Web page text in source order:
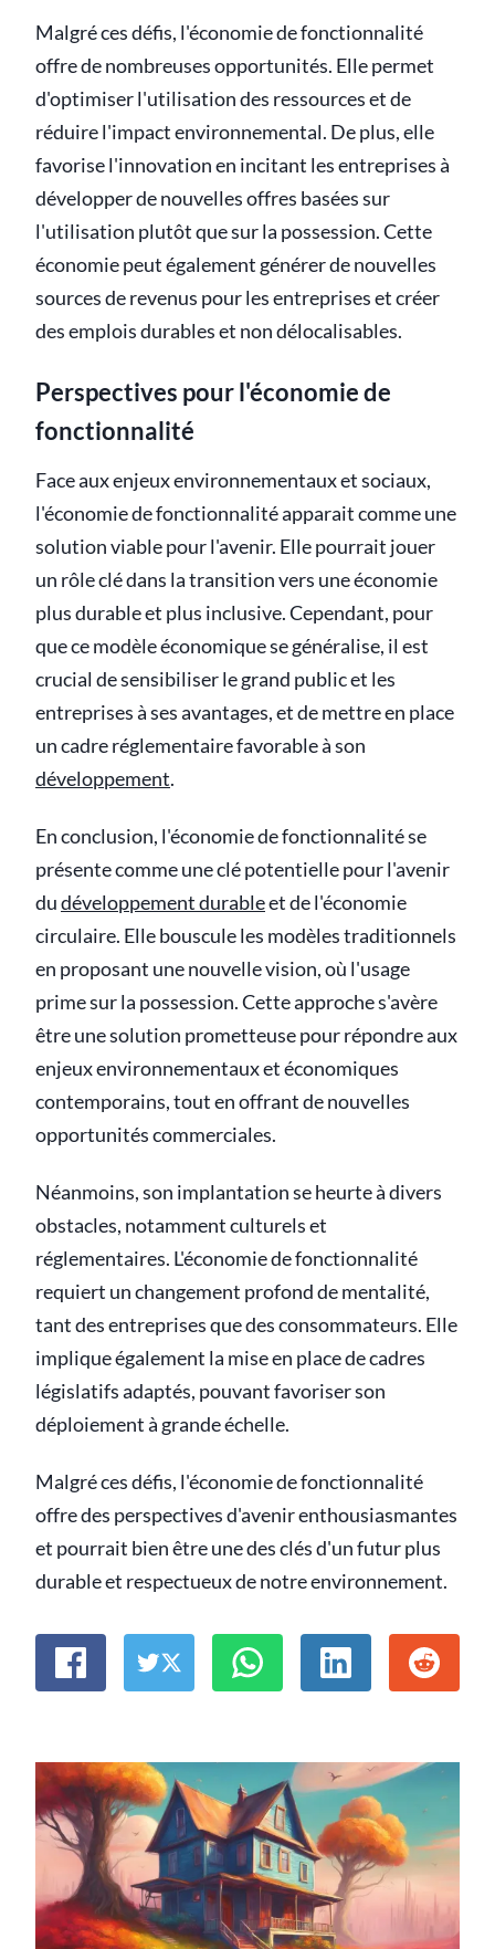
Malgré ces défis, l'économie de fonctionnalité
offre de nombreuses opportunités. Elle permet
d'optimiser l'utilisation des ressources et de
réduire l'impact environnemental. De plus, elle
favorise l'innovation en incitant les entreprises à
développer de nouvelles offres basées sur
l'utilisation plutôt que sur la possession. Cette
économie peut également générer de nouvelles
sources de revenus pour les entreprises et créer
des emplois durables et non délocalisables.
Perspectives pour l'économie de
fonctionnalité
Face aux enjeux environnementaux et sociaux,
l'économie de fonctionnalité apparait comme une
solution viable pour l'avenir. Elle pourrait jouer
un rôle clé dans la transition vers une économie
plus durable et plus inclusive. Cependant, pour
que ce modèle économique se généralise, il est
crucial de sensibiliser le grand public et les
entreprises à ses avantages, et de mettre en place
un cadre réglementaire favorable à son
développement.
En conclusion, l'économie de fonctionnalité se
présente comme une clé potentielle pour l'avenir
dudéveloppement durableet de l'économie
circulaire. Elle bouscule les modèles traditionnels
en proposant une nouvelle vision, où l'usage
prime sur la possession. Cette approche s'avère
être une solution prometteuse pour répondre aux
enjeux environnementaux et économiques
contemporains, tout en offrant de nouvelles
opportunités commerciales.
Néanmoins, son implantation se heurte à divers
obstacles, notamment culturels et
réglementaires. L'économie de fonctionnalité
requiert un changement profond de mentalité,
tant des entreprises que des consommateurs. Elle
implique également la mise en place de cadres
législatifs adaptés, pouvant favoriser son
déploiement à grande échelle.
Malgré ces défis, l'économie de fonctionnalité
offre des perspectives d'avenir enthousiasmantes
et pourrait bien être une des clés d'un futur plus
durable et respectueux de notre environnement.